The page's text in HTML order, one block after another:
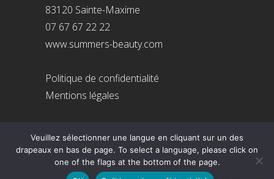
83120 Sainte-Maxime
07 67 67 22 22
www.summers-beauty.com
Politique de confidentialité
Mentions légales
© 2026 - Made with love bySummer's
Veuillez sélectionner une langue en cliquant sur un des
drapeaux en bas de page. To select a language, please click on
one of the flags at the bottom of the page.